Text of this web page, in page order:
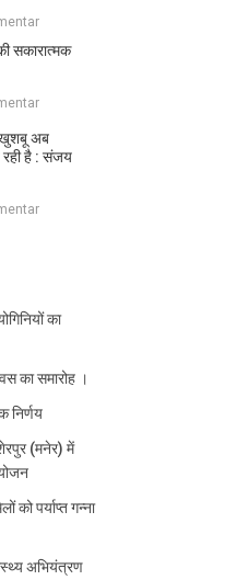
सकारात्मक
खुशबू अब
है : संजय
का
का समारोह ।
निर्णय
(मनेर) में
को पर्याप्त गन्ना
अभियंत्रण